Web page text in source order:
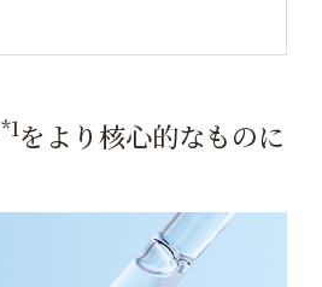
*1をより核心的なものに